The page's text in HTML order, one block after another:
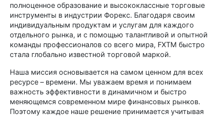
полноценное образование и высококлассные торговые
инструменты в индустрии Форекс. Благодаря своим
индивидуальным продуктам и услугам для каждого
отдельного рынка, и с помощью талантливой и опытной
команды профессионалов со всего мира, FXTM быстро
стала глобально известной торговой маркой.
Наша миссия основывается на самом ценном для всех
ресурсе – времени. Мы уважаем время и понимаем
важность эффективности в динамичном и быстро
меняющемся современном мире финансовых рынков.
Поэтому каждое наше решение принимается учитывая